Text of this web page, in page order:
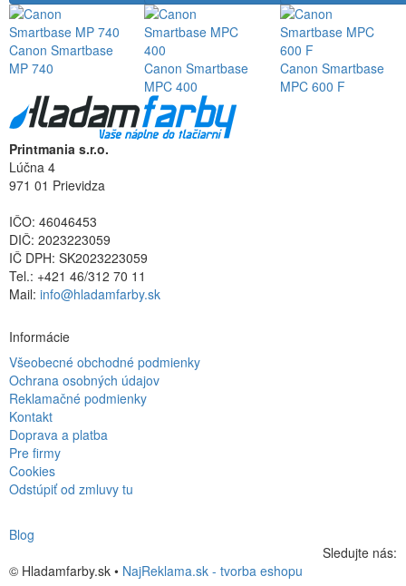
Canon Smartbase
MP 740
Canon Smartbase
MPC 400
Canon Smartbase
MPC 600 F
Printmania s.r.o.
Lúčna 4
971 01 Prievidza
IČO: 46046453
DIČ: 2023223059
IČ DPH: SK2023223059
Tel.: +421 46/312 70 11
Mail: info@hladamfarby.sk
Informácie
Všeobecné obchodné podmienky
Ochrana osobných údajov
Reklamačné podmienky
Kontakt
Doprava a platba
Pre firmy
Cookies
Odstúpiť od zmluvy tu
Blog
Sledujte nás:
© Hladamfarby.sk • NajReklama.sk - tvorba eshopu